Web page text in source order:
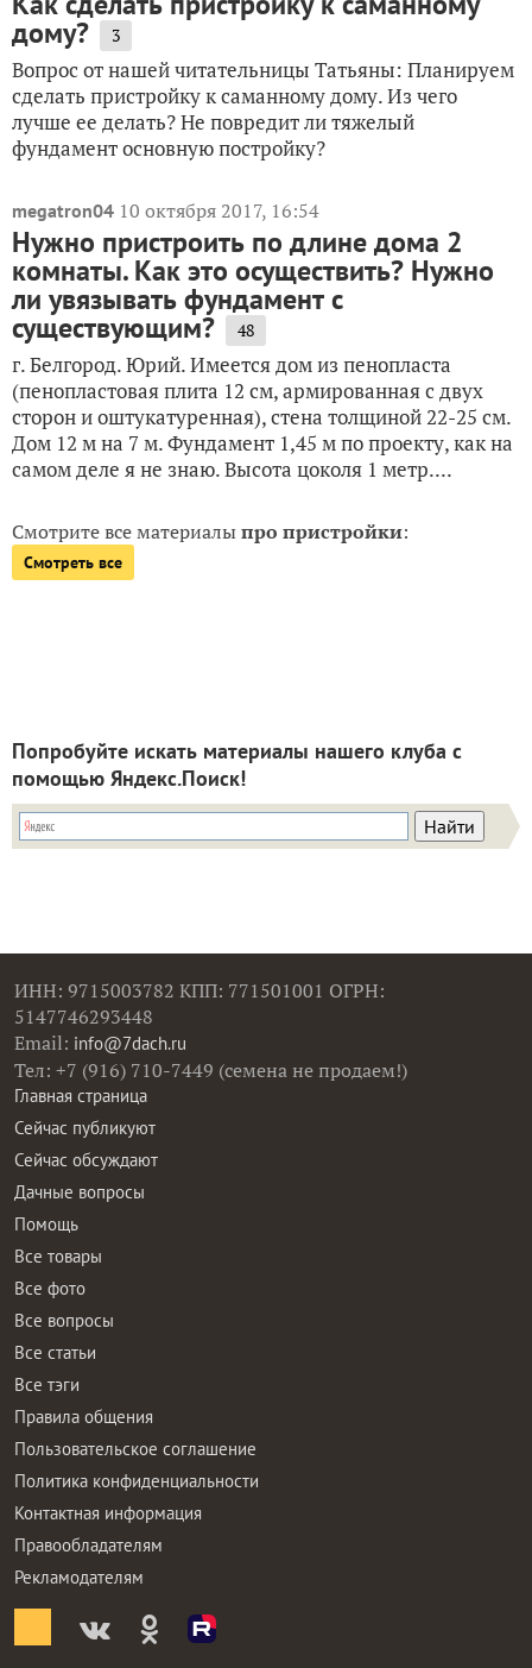
дому? 3
Вопрос от нашей читательницы Татьяны: Планируем
сделать пристройку к саманному дому. Из чего
лучше ее делать? Не повредит ли тяжелый
фундамент основную постройку?
megatron04 10 октября 2017, 16:54
Нужно пристроить по длине дома 2
комнаты. Как это осуществить? Нужно
ли увязывать фундамент с
существующим? 48
г. Белгород. Юрий. Имеется дом из пенопласта
(пенопластовая плита 12 см, армированная с двух
сторон и оштукатуренная), стена толщиной 22-25 см.
Дом 12 м на 7 м. Фундамент 1,45 м по проекту, как на
самом деле я не знаю. Высота цоколя 1 метр....
Смотрите все материалыпро пристройки:
Смотреть все
Попробуйте искать материалы нашего клуба с
помощью Яндекс.Поиск!
ИНН: 9715003782 КПП: 771501001 ОГРН:
5147746293448
Email: info@7dach.ru
Тел: +7 (916) 710-7449 (семена не продаем!)
Главная страница
Сейчас публикуют
Сейчас обсуждают
Дачные вопросы
Помощь
Все товары
Все фото
Все вопросы
Все статьи
Все тэги
Правила общения
Пользовательское соглашение
Политика конфиденциальности
Контактная информация
Правообладателям
Рекламодателям